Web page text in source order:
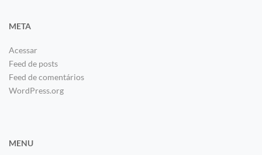
META
Acessar
Feed de posts
Feed de comentários
WordPress.org
MENU